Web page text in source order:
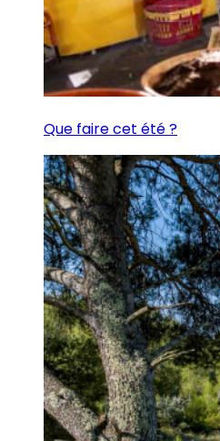
Que faire cet été ?